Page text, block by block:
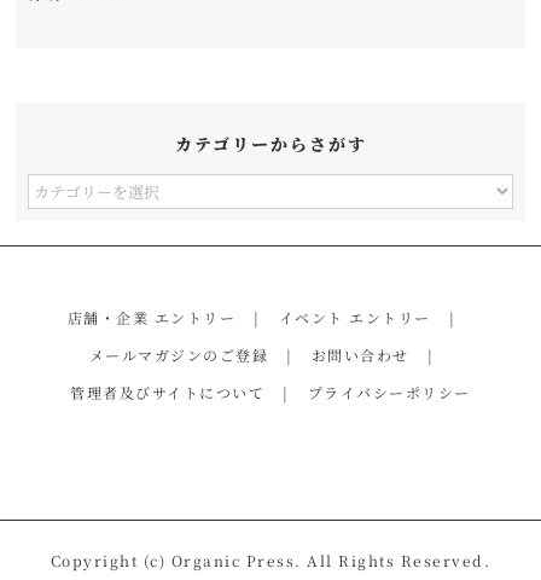
カテゴリーからさがす
カ
店舗・企業 エントリー
イベント エントリー
メールマガジンのご登録
お問い合わせ
管理者及びサイトについて
プライバシーポリシー
Copyright (c) Organic Press. All Rights Reserved.